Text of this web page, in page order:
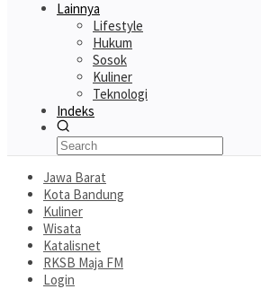
Lainnya
Lifestyle
Hukum
Sosok
Kuliner
Teknologi
Indeks
Jawa Barat
Kota Bandung
Kuliner
Wisata
Katalisnet
RKSB Maja FM
Login